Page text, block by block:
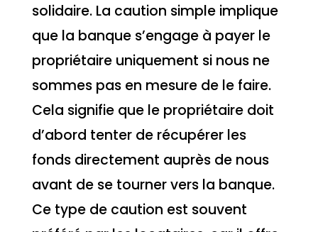
solidaire. La caution simple implique
que la banque s’engage à payer le
propriétaire uniquement si nous ne
sommes pas en mesure de le faire.
Cela signifie que le propriétaire doit
d’abord tenter de récupérer les
fonds directement auprès de nous
avant de se tourner vers la banque.
Ce type de caution est souvent